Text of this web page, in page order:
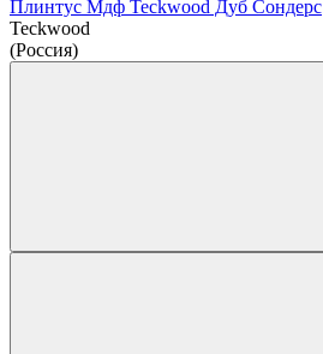
Плинтус Мдф Teckwood Дуб Сондерс
Teckwood
(Россия)